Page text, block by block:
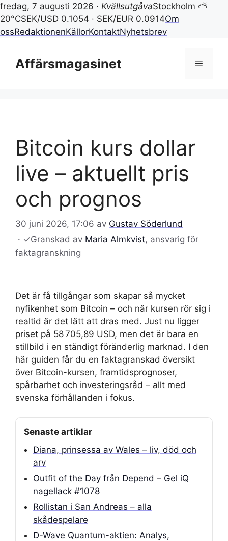
fredag, 7 augusti 2026 · KvällsutgåvaStockholm ⛅
20°CSEK/USD 0.1054 · SEK/EUR 0.0914Om
ossRedaktionenKällorKontaktNyhetsbrev
innehållAffärsmagasinet Meny
Bitcoin kurs dollar
live – aktuellt pris
och prognos
30 juni 2026, 17:06 av Gustav Söderlund
· ✓Granskad av Maria Almkvist, ansvarig för
faktagranskning
Det är få tillgångar som skapar så mycket
nyfikenhet som Bitcoin – och när kursen rör sig i
realtid är det lätt att dras med. Just nu ligger
priset på 58 705,89 USD, men det är bara en
stillbild i en ständigt föränderlig marknad. I den
här guiden får du en faktagranskad översikt
över Bitcoin-kursen, framtidsprognoser,
spårbarhet och investeringsråd – allt med
svenska förhållanden i fokus.
Senaste artiklar
Diana, prinsessa av Wales – liv, död och
arv
Outfit of the Day från Depend – Gel iQ
nagellack #1078
Rollistan i San Andreas – alla
skådespelare
D-Wave Quantum-aktien: Analys,